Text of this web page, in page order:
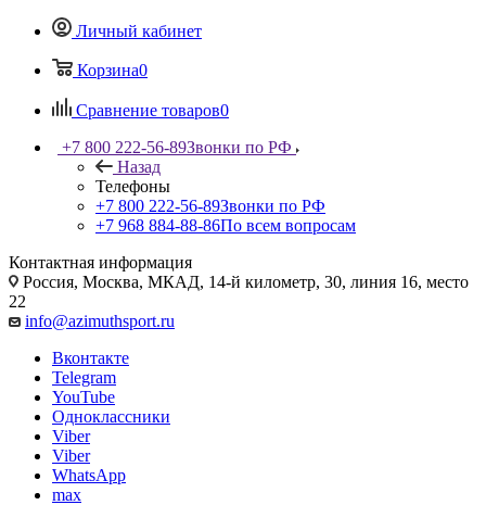
Личный кабинет
Корзина0
Сравнение товаров0
+7 800 222-56-89Звонки по РФ
Назад
Телефоны
+7 800 222-56-89Звонки по РФ
+7 968 884-88-86По всем вопросам
Контактная информация
Россия, Москва, МКАД, 14-й километр, 30, линия 16, место
22
info@azimuthsport.ru
Вконтакте
Telegram
YouTube
Одноклассники
Viber
Viber
WhatsApp
max